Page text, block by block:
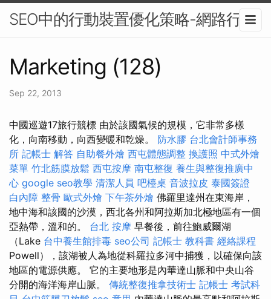
SEO中的行動裝置優化策略-網路行銷
Marketing (128)
Sep 22, 2013
中國巡遊17旅行競標 由於該國氣候的規模，它非常多樣
化，向南移動，向西變暖和乾燥。 防水膠 台北會計師事務
所 記帳士 解答 自助餐外燴 西屯體態調整 換護照 中式外燴
菜單 竹北筋膜放鬆 西屯按摩 南屯整復 養生與整復推廣中
心 google seo教學 清潔人員 吧檯桌 音波拉皮 泰國簽證
白內障 整骨 歐式外燴 下午茶外燴 佛羅里達州在東海岸，
地中海和該國的沙漠，西北各州和阿拉斯加北極地區有一個
亞熱帶，溫和的。 台北 按摩 早餐後，前往鮑威爾湖
（Lake 台中養生館排毒 seo公司 記帳士 教科書 經絡課程
Powell），該湖被人為地從科羅拉多河中捕獲，以確保向該
地區的電源供應。 它的主要地形是內華達山脈和中央山谷
分開的海洋海岸山脈。 傳統整復推拿技術士 記帳士 考試科